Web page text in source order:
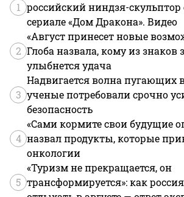
1 российский ниндзя-скульптор
сериале «Дом Дракона». Видео
2
«Август принесет новые
Глоба назвала, кому из знаков
улыбнется удача
3
Надвигается волна пугающих
ученые потребовали срочно
безопасность
4
«Сами кормите свои будущие
назвал продукты, которые
онкологии
5
«Туризм не прекращается, он
трансформируется»: как